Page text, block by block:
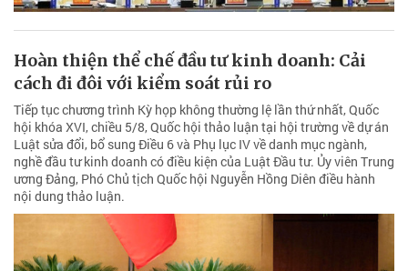
Hoàn thiện thể chế đầu tư kinh doanh: Cải
cách đi đôi với kiểm soát rủi ro
Tiếp tục chương trình Kỳ họp không thường lệ lần thứ nhất, Quốc
hội khóa XVI, chiều 5/8, Quốc hội thảo luận tại hội trường về dự án
Luật sửa đổi, bổ sung Điều 6 và Phụ lục IV về danh mục ngành,
nghề đầu tư kinh doanh có điều kiện của Luật Đầu tư. Ủy viên Trung
ương Đảng, Phó Chủ tịch Quốc hội Nguyễn Hồng Diên điều hành
nội dung thảo luận.